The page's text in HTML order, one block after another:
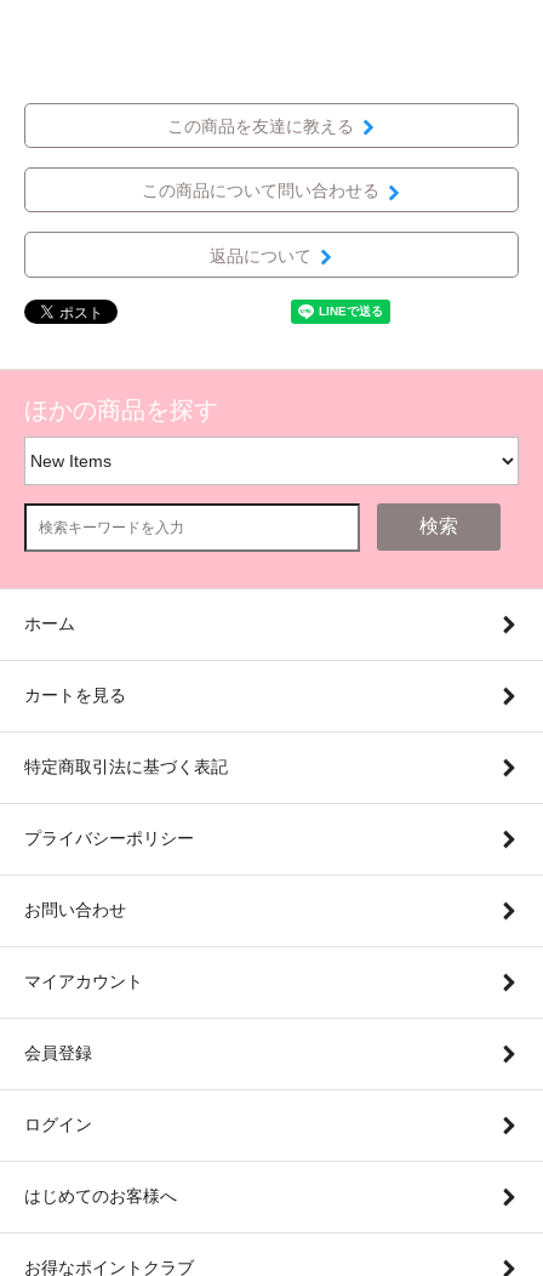
この商品を友達に教える
この商品について問い合わせる
返品について
ほかの商品を探す
検索
ホーム
カートを見る
特定商取引法に基づく表記
プライバシーポリシー
お問い合わせ
マイアカウント
会員登録
ログイン
はじめてのお客様へ
お得なポイントクラブ